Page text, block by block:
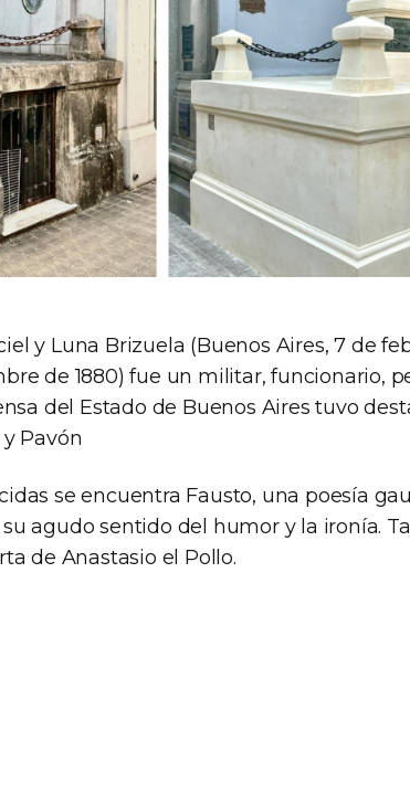
y Luna Brizuela (Buenos Aires, 7 de
de 1880) fue un militar, funcionario,
del Estado de Buenos Aires tuvo
Pavón
se encuentra Fausto, una poesía
agudo sentido del humor y la ironía.
de Anastasio el Pollo.